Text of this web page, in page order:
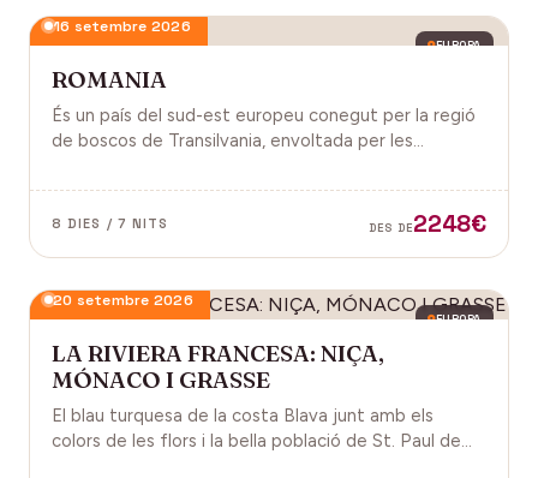
EUROPA
16 setembre 2026
ROMANIA
És un país del sud-est europeu conegut per la regió
de boscos de Transilvania, envoltada per les
segle XIV i el Castell de Peles.
8 DIES / 7 NITS DES DE2248€
EUROPA
20 setembre 2026
LA RIVIERA FRANCESA: NIÇA,
MÓNACO I GRASSE
El blau turquesa de la costa Blava junt amb els
colors de les flors i la bella població de St. Paul de